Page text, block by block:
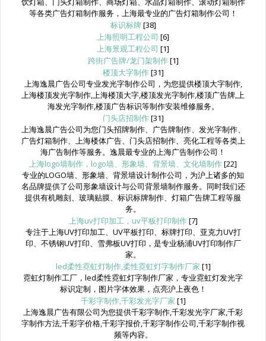
等各类广告灯箱制作服务，上海最专业的广告灯箱制作公司！
标识标牌 [38]
上海照明工程公司 [6]
上海景观工程公司 [1]
跨街广告牌/龙门架制作[1]
楼顶大字制作[31]
上海逸晨广告公司专业发光字制作公司，为您提供楼顶大字制作,
上海楼顶发光字制作,上海楼顶大字,楼顶发光字制作,楼顶广告牌,上
海发光字制作,楼顶广告标识等制作安装维修服务。
门头店招制作[31]
上海逸晨广告公司为您门头招牌制作、广告牌制作、发光字制作、
广告灯箱制作、上海楼体广告、门头店招制作、亮化工程等各类上
海广告制作等服务。逸晨最专业的上海广告制作公司！
上海logo墙制作，logo墙、形象墙、背景墙、文化墙制作[22]
专业的LOGO墙、形象墙、背景墙设计制作公司，为沪上诸多的知
名品牌提供了公司形象墙设计与公司背景墙制作服务。同时我们还
提供有机雕刻、玻璃贴膜、标识标牌制作、灯箱广告牌工程等服
务。
上海uv打印加工，uv平板打印制作[7]
专注于上海UV打印加工、UV平板打印、标牌打印、亚克力UV打
印、不锈钢UV打印、雪弗板UV打印，是专业杨浦UV打印制作厂
家。
led柔性霓虹灯制作,柔性霓虹灯字制作厂家 [1]
霓虹灯制作工厂，led柔性霓虹灯字制作厂家，专业霓虹灯发光字
标识定制，图片字体效果，点亮沪上夜色！
千彩字制作,千彩发光字厂家 [1]
上海逸晨广告有限公司为您提供千彩字制作,千彩发光字厂家,千彩
字制作方法,千彩字价格,千彩字报价,千彩字制作公司,千彩字制作视
频等内容。